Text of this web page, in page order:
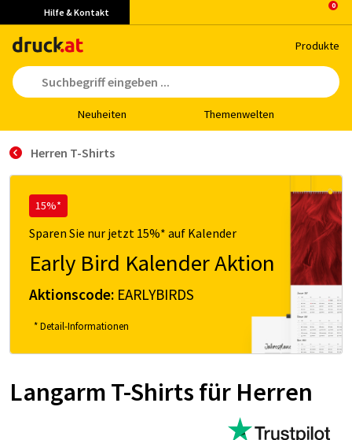
Hilfe & Kontakt
Pro­duk­te
Neu­hei­ten The­men­wel­ten
Herren T-Shirts
15%*
Sparen Sie nur jetzt 15%* auf Kalender
Early Bird Kalender Aktion
Aktionscode: EARLYBIRDS
* Detail-Informationen
Langarm T-Shirts für Herren